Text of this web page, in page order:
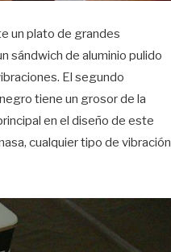
un plato de grandes
sándwich de aluminio pulido
El segundo
tiene un grosor de la
en el diseño de este
cualquier tipo de vibración